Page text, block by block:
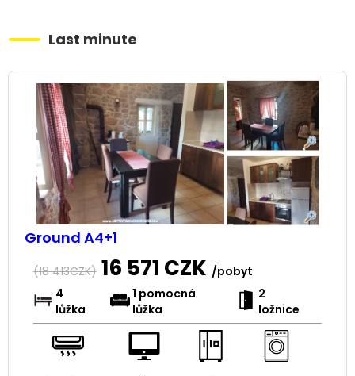
Last minute
Ground A4+1
(18 413CZK) 16 571 CZK /pobyt
4
lůžka
1 pomocná
lůžka
2
ložnice